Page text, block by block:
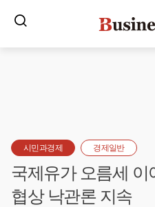
시민과경제 경제일반
국제유가 오름세 이
협상 낙관론 지속